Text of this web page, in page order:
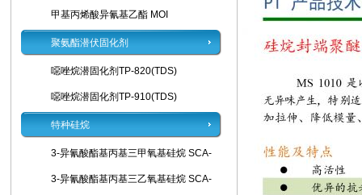
甲基丙烯酸异氰基乙酯 MOI
聚氨酯潜伏固化剂
噁唑烷潜固化剂TP-820(TDS)
噁唑烷潜固化剂TP-910(TDS)
特种硅烷
3-异氰酸酯基丙基三甲氧基硅烷 SCA-
3-异氰酸酯基丙基三乙氧基硅烷 SCA-